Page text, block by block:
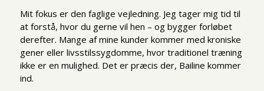
Mit fokus er den faglige vejledning. Jeg tager mig tid til
at forstå, hvor du gerne vil hen – og bygger forløbet
derefter. Mange af mine kunder kommer med kroniske
gener eller livsstilssygdomme, hvor traditionel træning
ikke er en mulighed. Det er præcis der, Bailine kommer
ind.